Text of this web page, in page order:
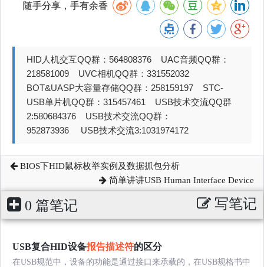
随手分享，手有余香
HID人机交互QQ群：564808376 UAC音频QQ群：
218581009 UVC相机QQ群：331552032
BOT&UASP大容量存储QQ群：258159197 STC-
USB单片机QQ群：315457461 USB技术交流QQ群
2:580684376 USB技术交流QQ群：
952873936 USB技术交流3:1031974172
BIOS下HID鼠标枚举实例及数据抓包分析
简单讲讲USB Human Interface Device
0 篇笔记 写笔记
USB复合HID设备报告描述符的区分
在USB规范中，设备的功能是通过接口来承载的，在USB规格书中